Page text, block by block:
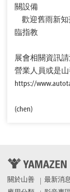
關設備
歡迎舊雨新知
臨指教
展會相關資訊
營業人員或是
https://
(chen)
關於山善 最新消